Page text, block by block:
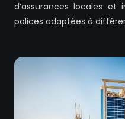
d’assurances locales et
polices adaptées à